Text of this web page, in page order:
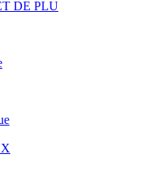
DE PLU